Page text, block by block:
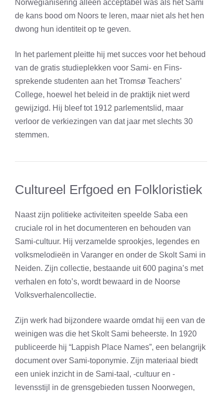
Norwegianisering alleen acceptabel was als het Sami
de kans bood om Noors te leren, maar niet als het hen
dwong hun identiteit op te geven.
In het parlement pleitte hij met succes voor het behoud
van de gratis studieplekken voor Sami- en Fins-
sprekende studenten aan het Tromsø Teachers’
College, hoewel het beleid in de praktijk niet werd
gewijzigd. Hij bleef tot 1912 parlementslid, maar
verloor de verkiezingen van dat jaar met slechts 30
stemmen.
Cultureel Erfgoed en Folkloristiek
Naast zijn politieke activiteiten speelde Saba een
cruciale rol in het documenteren en behouden van
Sami-cultuur. Hij verzamelde sprookjes, legendes en
volksmelodieën in Varanger en onder de Skolt Sami in
Neiden. Zijn collectie, bestaande uit 600 pagina’s met
verhalen en foto’s, wordt bewaard in de Noorse
Volksverhalencollectie.
Zijn werk had bijzondere waarde omdat hij een van de
weinigen was die het Skolt Sami beheerste. In 1920
publiceerde hij “Lappish Place Names”, een belangrijk
document over Sami-toponymie. Zijn materiaal biedt
een uniek inzicht in de Sami-taal, -cultuur en -
levensstijl in de grensgebieden tussen Noorwegen,